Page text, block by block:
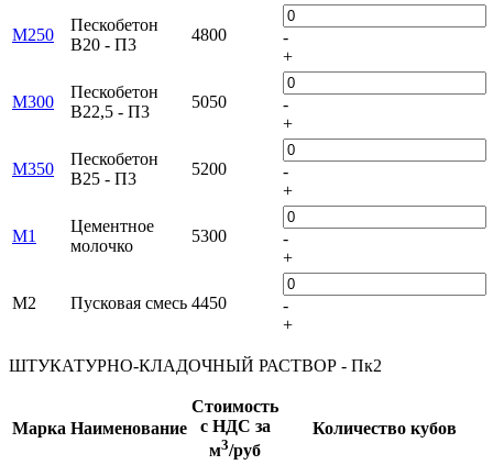
М250
Пескобетон
В20 - П3
4800
-
+
М300
Пескобетон
В22,5 - П3
5050
-
+
М350
Пескобетон
В25 - П3
5200
-
+
М1
Цементное
молочко
5300
-
+
М2 Пусковая смесь 4450
-
+
ШТУКАТУРНО-КЛАДОЧНЫЙ РАСТВОР - Пк2
Марка Наименование
Стоимость
с НДС за
м3/руб
Количество кубов